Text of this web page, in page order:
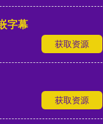
字幕
获取资源
获取资源